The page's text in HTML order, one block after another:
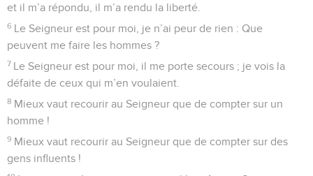
et il m’a répondu, il m’a rendu la liberté.
6 Le Seigneur est pour moi, je n’ai peur de rien : Que
peuvent me faire les hommes ?
7 Le Seigneur est pour moi, il me porte secours ; je vois la
défaite de ceux qui m’en voulaient.
8 Mieux vaut recourir au Seigneur que de compter sur un
homme !
9 Mieux vaut recourir au Seigneur que de compter sur des
gens influents !